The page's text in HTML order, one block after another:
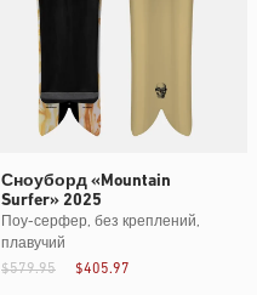
Сноуборд «Mountain
Surfer» 2025
Поу-серфер, без креплений,
плавучий
$405.97
$579.95